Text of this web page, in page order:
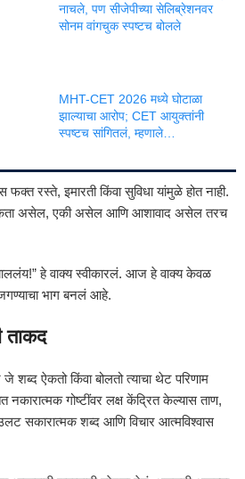
नाचले, पण सीजेपीच्या सेलिब्रेशनवर
सोनम वांगचुक स्पष्टच बोलले
MHT-CET 2026 मध्ये घोटाळा
झाल्याचा आरोप; CET आयुक्तांनी
स्पष्टच सांगितलं, म्हणाले…
फक्त रस्ते, इमारती किंवा सुविधा यांमुळे होत नाही.
असेल, एकी असेल आणि आशावाद असेल तरच
हे वाक्य स्वीकारलं. आज हे वाक्य केवळ
जगण्याचा भाग बनलं आहे.
ताकद
शब्द ऐकतो किंवा बोलतो त्याचा थेट परिणाम
गोष्टींवर लक्ष केंद्रित केल्यास ताण,
सकारात्मक शब्द आणि विचार आत्मविश्वास